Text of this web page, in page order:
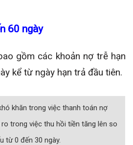
60 ngày
gồm các khoản nợ trễ hạn
kể từ ngày hạn trả đầu tiên.
khăn trong việc thanh toán nợ
trong việc thu hồi tiền tăng lên so
từ 0 đến 30 ngày.